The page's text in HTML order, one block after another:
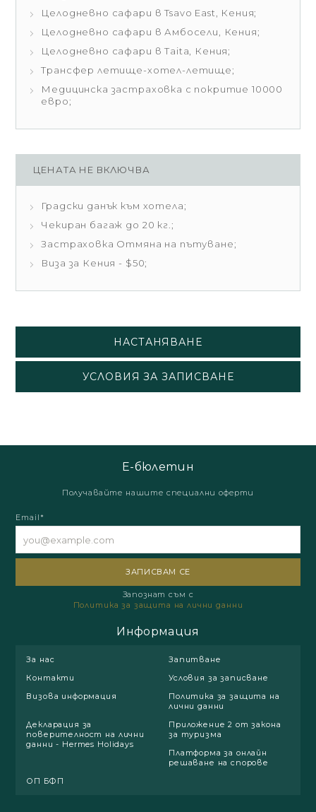
Целодневно сафари в Tsavo East, Кения;
Целодневно сафари в Амбосели, Кения;
Целодневно сафари в Taita, Кения;
Трансфер летище-хотел-летище;
Медицинска застраховка с покритие 10000
евро;
ЦЕНАТА НЕ ВКЛЮЧВА
Градски данък към хотела;
Чекиран багаж до 20 кг.;
Застраховка Отмяна на пътуване;
Виза за Кения - $50;
НАСТАНЯВАНЕ
УСЛОВИЯ ЗА ЗАПИСВАНЕ
Е-бюлетин
Получавайте нашите специални оферти
Email*
Запознат съм с
Политика за защита на лични данни
Информация
За нас
Запитване
Контакти
Условия за записване
Визова информация
Политика за защита на
лични данни
Декларация за
поверителност на лични
данни - Hermes Holidays
Приложение 2 от закона
за туризма
Платформа за онлайн
решаване на спорове
ОП БФП